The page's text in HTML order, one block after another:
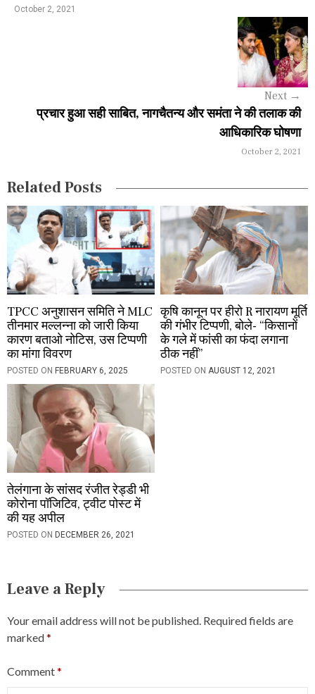
a
o
n
October 2, 2021
Next →
प्रचार हुआ सही साबित, नागचैतन्य और समंता ने की तलाक की
आधिकारिक घोषणा
October 2, 2021
Related Posts
TPCC अनुशासन समिति ने MLC
तीनमार मल्लन्ना को जारी किया
कारण बताओ नोटिस, उस टिप्पणी
का मांगा विवरण
POSTED ON FEBRUARY 6, 2025
कृषि कानून पर हीरो R नारायण मूर्ति
की गंभीर टिप्पणी, बोले- “किसानों
के गले में फांसी का फंदा लगाना
ठीक नहीं”
POSTED ON AUGUST 12, 2021
तेलंगाना के सांसद रंजीत रेड्डी भी
कोरोना पॉजिटिव, ट्वीट पोस्ट में
की यह अपील
POSTED ON DECEMBER 26, 2021
Leave a Reply
Your email address will not be published. Required fields are
marked*
Comment*